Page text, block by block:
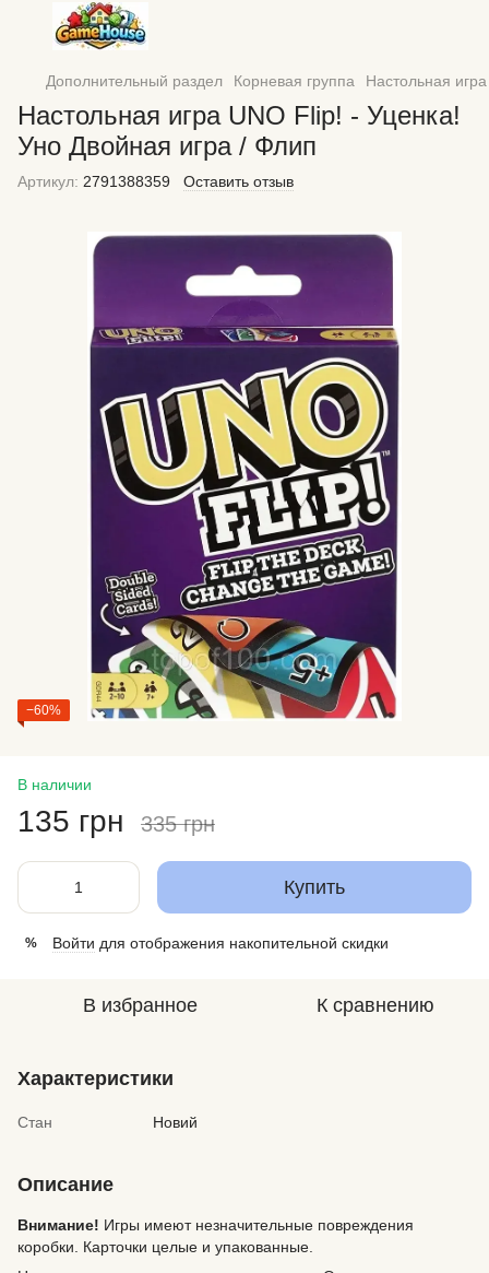
Дополнительный раздел Корневая группа Настольная
Настольная игра UNO Flip! - Уценка!
Уно Двойная игра / Флип
Артикул: 2791388359 Оставить отзыв
−60%
В наличии
135 грн 335 грн
Купить
% Войти для отображения накопительной скидки
В избранное К сравнению
Характеристики
Стан Новий
Описание
Внимание! Игры имеют незначительные повреждения
коробки. Карточки целые и упакованные.